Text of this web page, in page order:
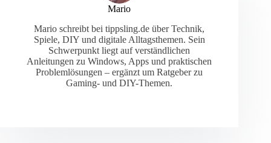
Mario
Mario schreibt bei tippsling.de über Technik,
Spiele, DIY und digitale Alltagsthemen. Sein
Schwerpunkt liegt auf verständlichen
Anleitungen zu Windows, Apps und praktischen
Problemlösungen – ergänzt um Ratgeber zu
Gaming- und DIY-Themen.